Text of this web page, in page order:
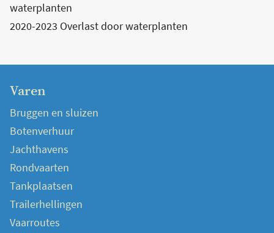
waterplanten
2020-2023 Overlast door waterplanten
Varen
Bruggen en sluizen
Botenverhuur
Jachthavens
Rondvaarten
Tankplaatsen
Trailerhellingen
Vaarroutes